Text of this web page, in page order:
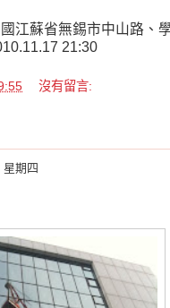
江蘇省無錫市中山路、
21:30
沒有留言:
星期四